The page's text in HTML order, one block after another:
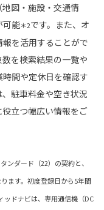
図・施設・交通情
可能＊2です。また、オ
を活用することがで
を検索結果の一覧や
間や定休日を確認す
駐車料金や空き状況
立つ幅広い情報をご
ンダード（22）の契約と、
ます。初度登録日から5年間
ドナビは、専用通信機（DC